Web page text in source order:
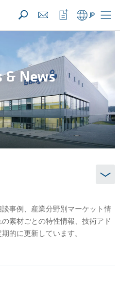
件の素材)
開く
JP
ウ
ォ
ッ
チ
ス
ト
を
開
く
& News
事例、産業分野別マーケット情
の素材ごとの特性情報、技術アド
的に更新しています。